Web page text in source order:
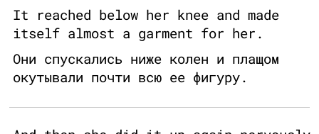
It reached below her knee and made
itself almost a garment for her.
Они спускались ниже колен и плащом
окутывали почти всю ее фигуру.